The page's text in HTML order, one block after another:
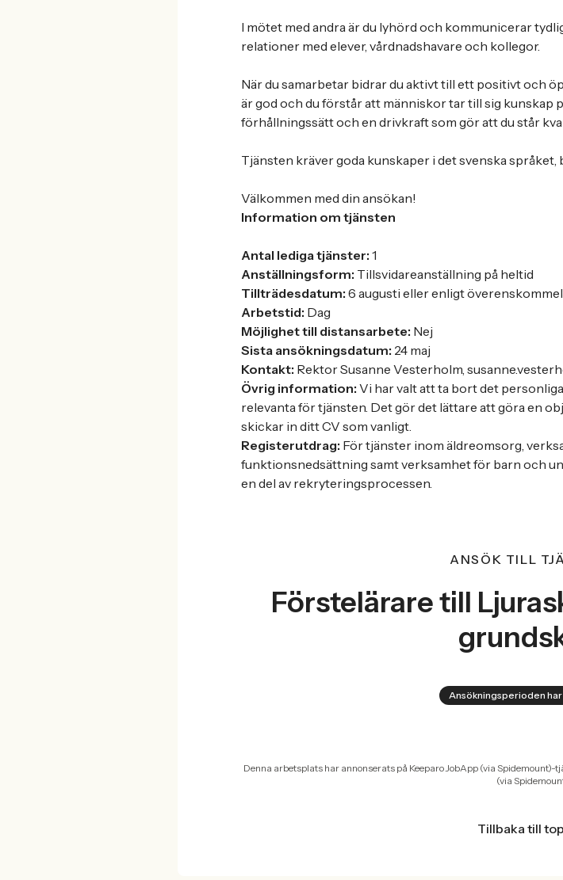
I mötet med andra är du lyhörd och kommunicerar
relationer med elever, vårdnadshavare och kollegor.
När du samarbetar bidrar du aktivt till ett positivt och
är god och du förstår att människor tar till sig kunskap
förhållningssätt och en drivkraft som gör att du står
Tjänsten kräver goda kunskaper i det svenska språket,
Välkommen med din ansökan!
Information om tjänsten
Antal lediga tjänster: 1
Anställningsform: Tillsvidareanställning på heltid
Tillträdesdatum: 6 augusti eller enligt
Arbetstid: Dag
Möjlighet till distansarbete: Nej
Sista ansökningsdatum: 24 maj
Kontakt: Rektor Susanne Vesterholm,
Övrig information: Vi har valt att ta bort det
relevanta för tjänsten. Det gör det lättare att göra en
skickar in ditt CV som vanligt.
Registerutdrag: För tjänster inom äldreomsorg,
funktionsnedsättning samt verksamhet för barn och
en del av rekryteringsprocessen.
ANSÖK TILL
Förstelärare till
Ansökningsperioden
Denna arbetsplats har annonserats på Keeparo JobApp (via
(via
Tillbaka till